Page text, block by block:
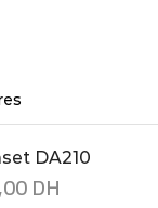
DA210
DH